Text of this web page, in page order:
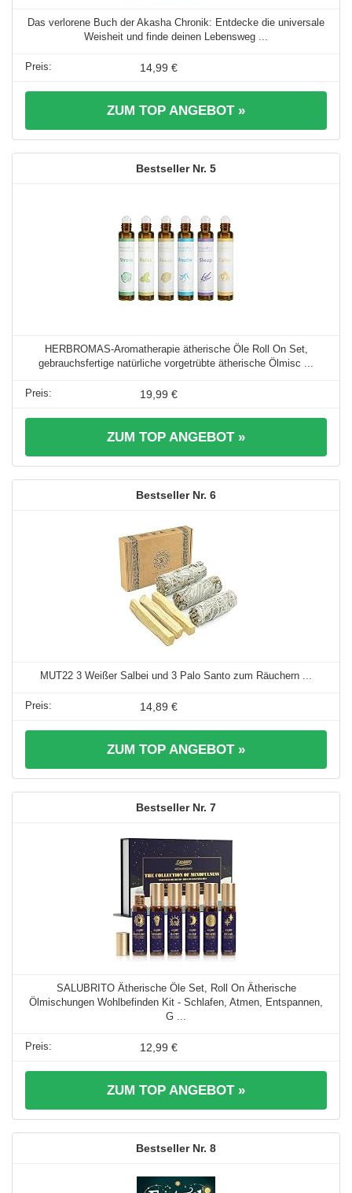
Das verlorene Buch der Akasha Chronik: Entdecke die universale
Weisheit und finde deinen Lebensweg ...
14,99 €
ZUM TOP ANGEBOT »
5
HERBROMAS-Aromatherapie ätherische Öle Roll On Set,
gebrauchsfertige natürliche vorgetrübte ätherische Ölmisc ...
19,99 €
ZUM TOP ANGEBOT »
6
MUT22 3 Weißer Salbei und 3 Palo Santo zum Räuchern ...
14,89 €
ZUM TOP ANGEBOT »
7
SALUBRITO Ätherische Öle Set, Roll On Ätherische
Ölmischungen Wohlbefinden Kit - Schlafen, Atmen, Entspannen,
G ...
12,99 €
ZUM TOP ANGEBOT »
8